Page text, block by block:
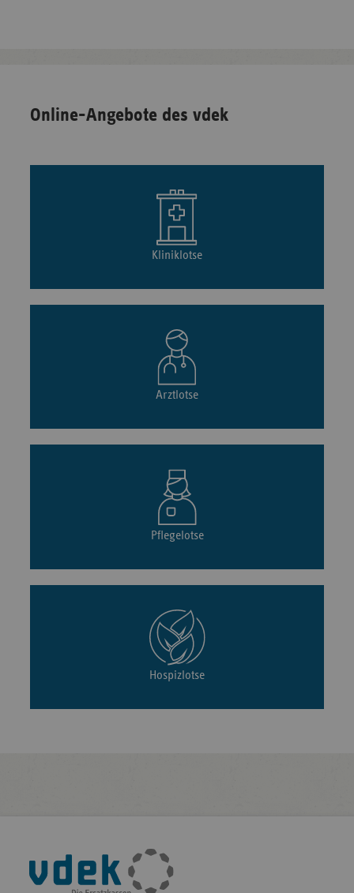
Online-Angebote des vdek
Kliniklotse
Arztlotse
Pflegelotse
Hospizlotse
Fußleisten-
Navigation